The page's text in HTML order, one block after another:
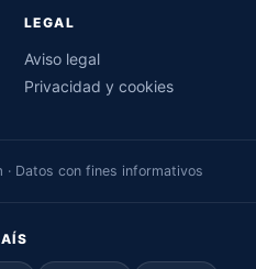
LEGAL
Aviso legal
Privacidad y cookies
Datos con fines informativos